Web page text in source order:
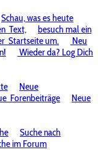
Schau, was es heute
Text,
besuch mal ein
Startseite um.
Neu
Wieder da? Log Dich
Neue
Forenbeiträge
Neue
Suche nach
im Forum